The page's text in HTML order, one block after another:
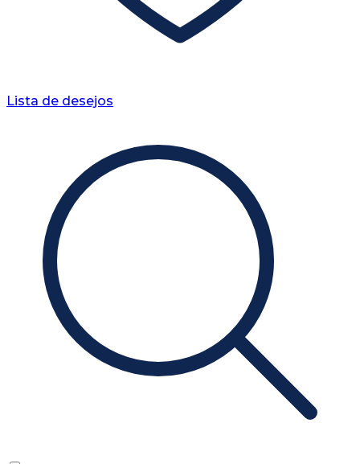
Lista de desejos